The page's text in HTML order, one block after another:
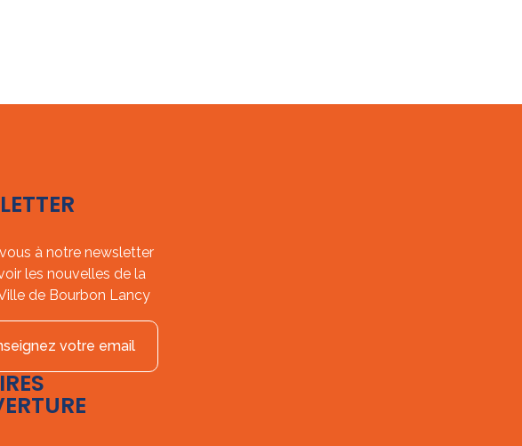
à notre newsletter
les nouvelles de la
de Bourbon Lancy
votre email